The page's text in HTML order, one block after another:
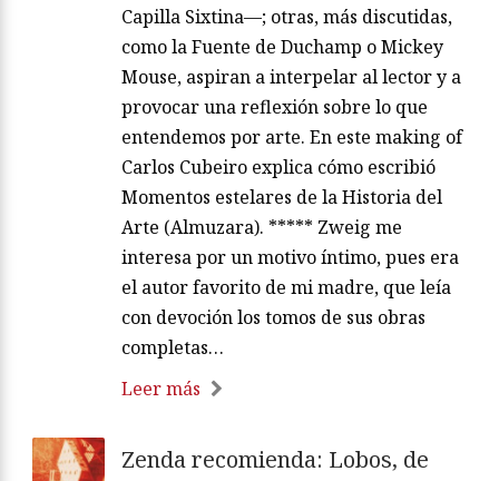
Capilla Sixtina—; otras, más discutidas,
como la Fuente de Duchamp o Mickey
Mouse, aspiran a interpelar al lector y a
provocar una reflexión sobre lo que
entendemos por arte. En este making of
Carlos Cubeiro explica cómo escribió
Momentos estelares de la Historia del
Arte (Almuzara). ***** Zweig me
interesa por un motivo íntimo, pues era
el autor favorito de mi madre, que leía
con devoción los tomos de sus obras
completas…
Leer más
Zenda recomienda: Lobos, de